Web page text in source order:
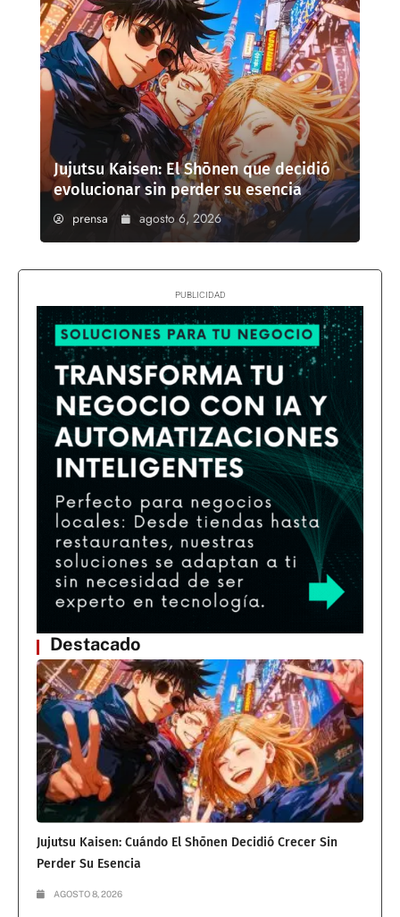
Jujutsu Kaisen: El Shōnen que decidió
evolucionar sin perder su esencia
prensa agosto 6, 2026
Destacado
Jujutsu Kaisen: Cuándo El Shōnen Decidió Crecer Sin
Perder Su Esencia
AGOSTO 8, 2026